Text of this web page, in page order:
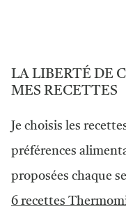
LA LIBERTÉ DE
MES RECETTES
Je choisis les
préférences
proposées chaque
6 recettes